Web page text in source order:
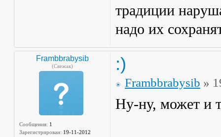
традиции
надо их
Frambbrabysib
(Свежак)
Сообщения: 1
Зарегистрирован: 19-11-2012
:)
Frambbrabysib »
Ну-ну, может и